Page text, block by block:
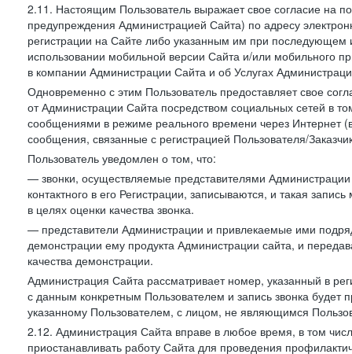
2.11. Настоящим Пользователь выражает свое согласие на
предупреждения Администрацией Сайта) по адресу
регистрации на Сайте либо указанным им при
использовании мобильной версии Сайта и/или мобильного
в компании Администрации Сайта и об Услугах
Одновременно с этим Пользователь предоставляет свое
от Администрации Сайта посредством социальных сетей в
сообщениями в режиме реального времени через Интернет
сообщения, связанные с регистрацией Пользователя/
Пользователь уведомлен о том, что:
— звонки, осуществляемые представителями
контактного в его Регистрации, записываются, и такая
в целях оценки качества звонка.
— представители Администрации и привлекаемые ими
демонстрации ему продукта Администрации сайта, и
качества демонстрации.
Администрация Сайта рассматривает номер, указанный в
с данным конкретным Пользователем и запись звонка будет
указанному Пользователем, с лицом, не являющимся
2.12. Администрация Сайта вправе в любое время, в том
приостанавливать работу Сайта для проведения